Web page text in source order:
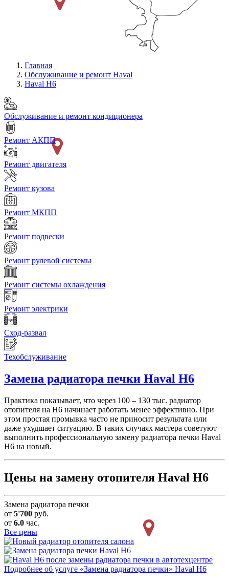
Главная
Обслуживание и ремонт Haval
Haval H6
Обслуживание и ремонт кондиционера
Ремонт АКПП
Ремонт двигателя
Ремонт кузова
Ремонт МКПП
Ремонт подвески
Ремонт рулевой системы
Ремонт системы охлаждения
Ремонт электрики
Сход-развал
Техобслуживание
Замена радиатора печки Haval H6
Практика показывает, что через 100 – 130 тыс. радиатор
отопителя на H6 начинает работать менее эффективно. При
этом простая промывка часто не приносит результата или
даже ухудшает ситуацию. В таких случаях мастера советуют
выполнить профессиональную замену радиатора печки Haval
H6 на новый.
Цены на замену отопителя Haval H6
Замена радиатора печки
от 5'700 руб.
от 6.0 час.
Все цены
Подробнее об услуге «Замена радиатора печки» Haval H6